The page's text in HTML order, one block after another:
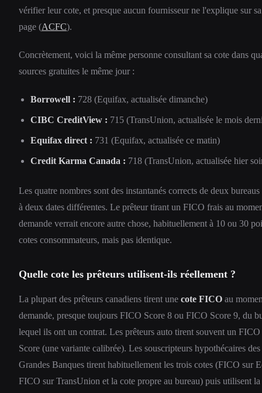
vérifier leur cote, et presque aucun fournisseur ne l'explique sur
page (ACFC).
Concrètement, voici la même personne consultant sa cote dans
sources gratuites le même jour :
Borrowell : 728 (Equifax, actualisée dimanche)
CIBC CreditView : 715 (TransUnion, actualisée le mois
Equifax direct : 731 (Equifax, actualisée ce matin)
Credit Karma Canada : 718 (TransUnion, actualisée hier
Les quatre nombres sont des instantanés corrects de deux
à deux dates différentes. Le prêteur tirant un FICO frais au
demande verrait encore autre chose, habituellement à 10 ou 30
cotes consommateurs, mais pas identique.
Quelle cote les prêteurs utilisent-ils réellement ?
La plupart des prêteurs canadiens tirent une cote FICO au
demande, presque toujours FICO Score 8 ou FICO Score 9, du
lequel ils ont un contrat. Les prêteurs auto tirent souvent un
Score (une variante calibrée). Les souscripteurs hypothécaires
Grandes Banques tirent habituellement les trois cotes (FICO sur
FICO sur TransUnion et la cote propre au bureau) puis utilisent la